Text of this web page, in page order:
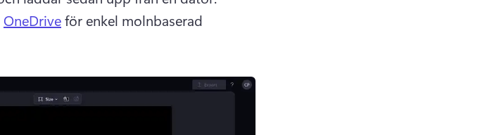
OneDrive för enkel molnbaserad